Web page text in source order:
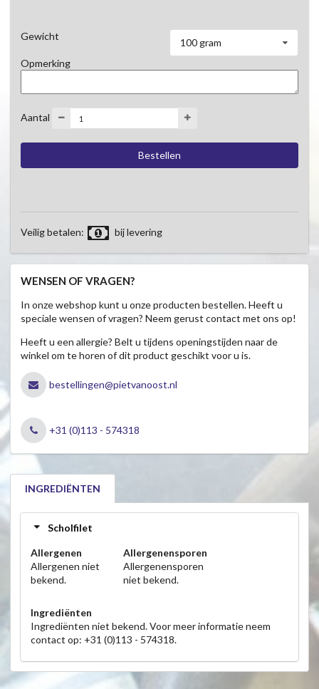
Gewicht
100 gram
Opmerking
Aantal
Veilig betalen: bij levering
WENSEN OF VRAGEN?
In onze webshop kunt u onze producten bestellen. Heeft u
speciale wensen of vragen? Neem gerust contact met ons op!
Heeft u een allergie? Belt u tijdens openingstijden naar de
winkel om te horen of dit product geschikt voor u is.
bestellingen@pietvanoost.nl
+31 (0)113 - 574318
INGREDIËNTEN
Scholfilet
Allergenen
Allergenen niet
bekend.
Allergenensporen
Allergenensporen
niet bekend.
Ingrediënten
Ingrediënten niet bekend. Voor meer informatie neem
contact op: +31 (0)113 - 574318.